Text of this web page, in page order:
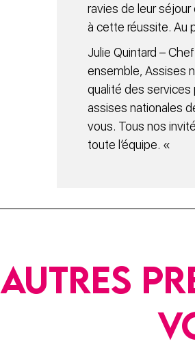
ravies de leur
à cette réussite. Au
Julie Quintard –
ensemble, Assises
qualité des services
assises nationales
vous. Tous nos
toute l’équipe. «
Autres